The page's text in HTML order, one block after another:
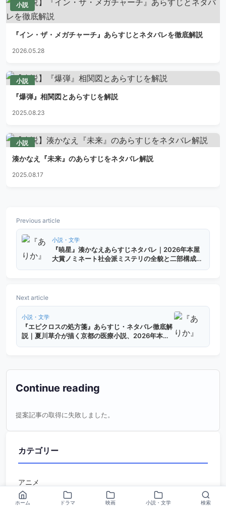
小説
『イン・ザ・メガチャーチ』あらすじとネタバレを徹底解説
2026.05.28
小説
『爆弾』相関図とあらすじを解説
2025.08.23
小説
湊かなえ『未来』のあらすじをネタバレ解説
2025.08.17
Previous article
小説・文学
『暁星』湊かなえあらすじネタバレ｜2026年本屋
大賞ノミネート社会派ミステリの全貌と二部構成の
Next article
小説・文学
『エピクロスの処方箋』あらすじ・ネタバレ徹底解
説｜夏川草介が描く京都の医療小説、2026年本屋
Continue reading
提案記事の取得に失敗しました。
カテゴリー
アニメ
ドラマ
ホーム ドラマ 映画 小説・文学 検索